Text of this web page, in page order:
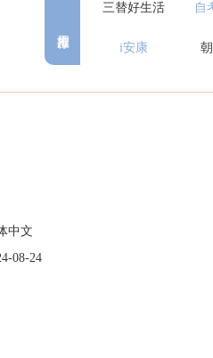
三替好生活 自
i安康
中文
08-24